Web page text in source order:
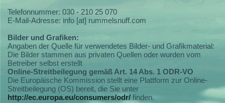
Telefonnummer: 030 - 210 25 070
E-Mail-Adresse: info [at] rummelsnuff.com
Bilder und Grafiken:
Angaben der Quelle für verwendetes Bilder- und Grafikmaterial:
Die Bilder stammen aus privaten Quellen oder wurden vom
Betreiber selbst erstellt
Online-Streitbeilegung gemäß Art. 14 Abs. 1 ODR-VO
Die Europäische Kommission stellt eine Plattform zur Online-
Streitbeilegung (OS) bereit, die Sie unter
http://ec.europa.eu/consumers/odr/ finden.